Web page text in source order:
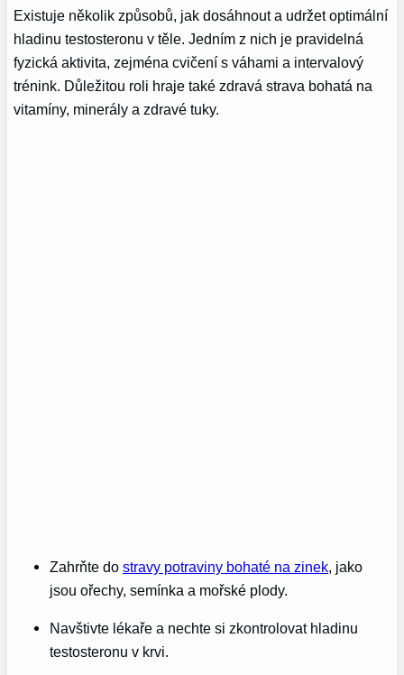
Existuje několik způsobů, jak dosáhnout a udržet optimální
hladinu testosteronu v těle. Jedním z nich je pravidelná
fyzická aktivita, zejména cvičení s váhami a intervalový
trénink. Důležitou roli hraje také zdravá strava bohatá na
vitamíny, minerály a zdravé tuky.
Zahrňte dostravy potraviny bohaté na zinek , jako
jsou ořechy, semínka a mořské plody.
Navštivte lékaře a nechte si zkontrolovat hladinu
testosteronu v krvi.